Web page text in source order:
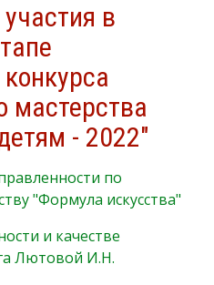
в
мастерства
- 2022"
по
"Формула искусства"
и качестве
Лютовой И.Н.